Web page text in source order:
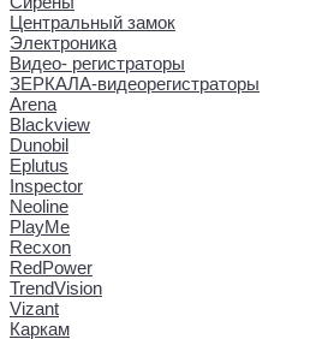
Центральный замок
Электроника
Видео- регистраторы
ЗЕРКАЛА-видеорегистраторы
Arena
Blackview
Dunobil
Eplutus
Inspector
Neoline
PlayMe
Recxon
RedPower
TrendVision
Vizant
Каркам